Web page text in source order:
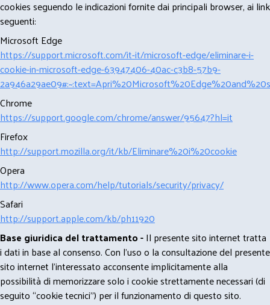
cookies seguendo le indicazioni fornite dai principali browser, ai link
seguenti:
Microsoft Edge
https://support.microsoft.com/it-it/microsoft-edge/eliminare-i-
cookie-in-microsoft-edge-63947406-40ac-c3b8-57b9-
Chrome
https://support.google.com/chrome/answer/95647?hl=it
Firefox
http://support.mozilla.org/it/kb/Eliminare%20i%20cookie
Opera
http://www.opera.com/help/tutorials/security/privacy/
Safari
http://support.apple.com/kb/ph11920
Base giuridica del trattamento -Il presente sito internet tratta
i dati in base al consenso. Con l'uso o la consultazione del presente
sito internet l’interessato acconsente implicitamente alla
possibilità di memorizzare solo i cookie strettamente necessari (di
seguito “cookie tecnici”) per il funzionamento di questo sito.